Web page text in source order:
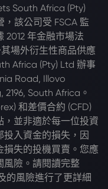
South Africa (Pty)
，該公司受 FSCA 監
2012 年金融市場法
場外衍生性商品供應
Africa (Pty) Ltd 辦事
Road, Illovo
South Africa。
和差價合約 (CFD)
並非適於每一位投資
入資金的損失，因
損失的投機買賣。您應
風險。請閱讀完整
的風險進行了更詳細